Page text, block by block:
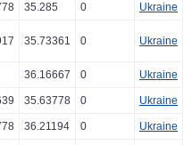
35.285 0 Ukraine
35.73361 0 Ukraine
36.16667 0 Ukraine
35.63778 0 Ukraine
36.21194 0 Ukraine